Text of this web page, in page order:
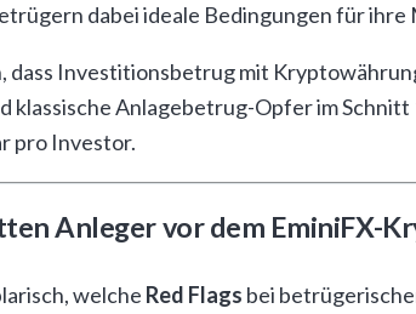
dabei ideale Bedingungen für ihre
dass Investitionsbetrug mit
klassische Anlagebetrug-Opfer im
pro Investor.
Anleger vor dem EminiFX-
welche Red Flags bei